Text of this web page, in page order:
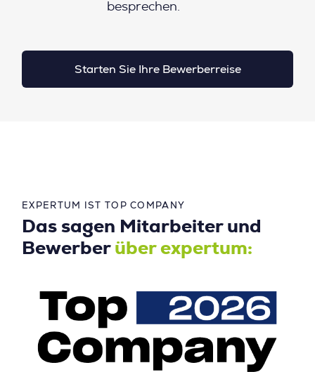
besprechen.
Starten Sie Ihre Bewerberreise
EXPERTUM IST TOP COMPANY
Das sagen Mitarbeiter und
Bewerber über expertum: